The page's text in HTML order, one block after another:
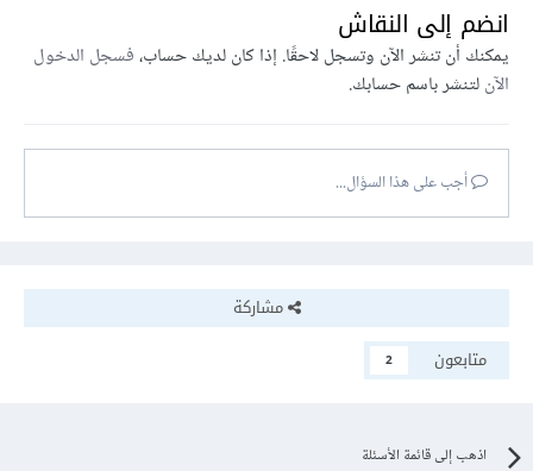
انضم إلى النقاش
يمكنك أن تنشر الآن وتسجل لاحقًا. إذا كان لديك حساب،فسجل الدخول
الآنلتنشر باسم حسابك.
أجب على هذا السؤال...
مشاركة
متابعون
2
اذهب إلى قائمة الأسئلة